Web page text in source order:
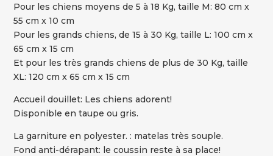
Pour les chiens moyens de 5 à 18 Kg, taille M: 80 cm x
55 cm x 10 cm
Pour les grands chiens, de 15 à 30 Kg, taille L: 100 cm x
65 cm x 15 cm
Et pour les très grands chiens de plus de 30 Kg, taille
XL: 120 cm x 65 cm x 15 cm
Accueil douillet: Les chiens adorent!
Disponible en taupe ou gris.
La garniture en polyester. : matelas très souple.
Fond anti-dérapant: le coussin reste à sa place!